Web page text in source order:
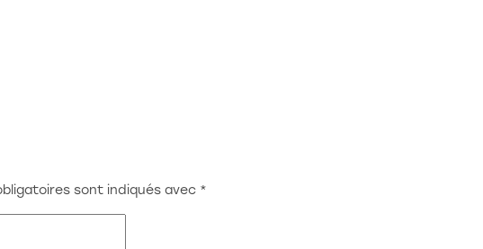
sont indiqués avec *
6870 Saint-Hubert